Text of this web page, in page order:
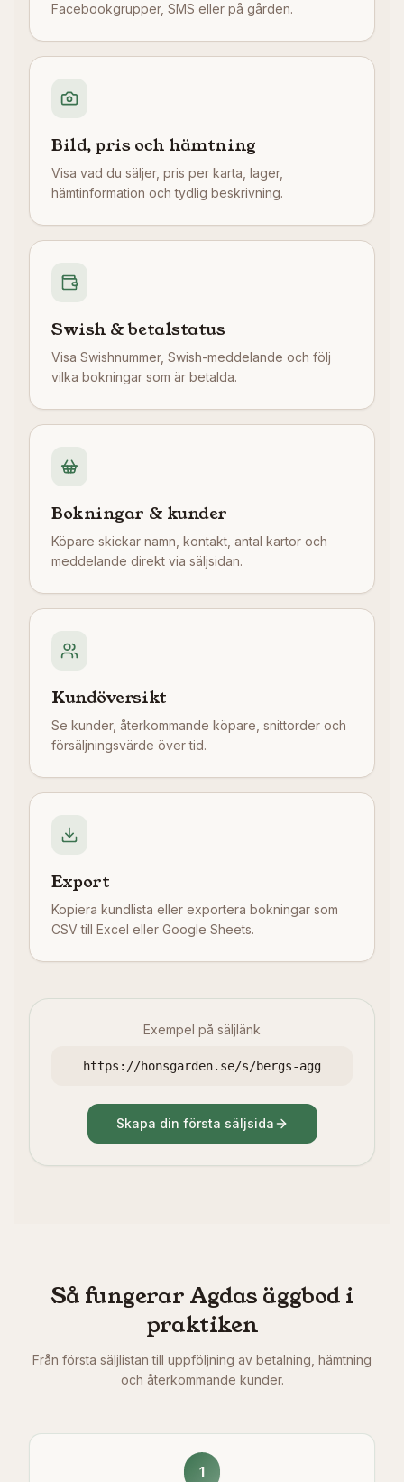
Facebookgrupper, SMS eller på gården.
Bild, pris och hämtning
Visa vad du säljer, pris per karta, lager,
hämtinformation och tydlig beskrivning.
Swish & betalstatus
Visa Swishnummer, Swish-meddelande och följ
vilka bokningar som är betalda.
Bokningar & kunder
Köpare skickar namn, kontakt, antal kartor och
meddelande direkt via säljsidan.
Kundöversikt
Se kunder, återkommande köpare, snittorder och
försäljningsvärde över tid.
Export
Kopiera kundlista eller exportera bokningar som
CSV till Excel eller Google Sheets.
Exempel på säljlänk
https://honsgarden.se/s/bergs-agg
Skapa din första säljsida
Så fungerar Agdas äggbod i
praktiken
Från första säljlistan till uppföljning av betalning, hämtning
och återkommande kunder.
1